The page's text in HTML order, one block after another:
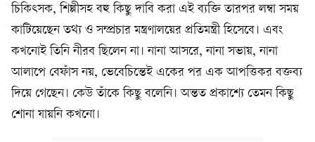
চিকিৎসক, শিল্পীসহ বহু কিছু দাবি করা এই ব্যক্তি তারপর লম্বা সময়
কাটিয়েছেন তথ্য ও সম্প্রচার মন্ত্রণালয়ের প্রতিমন্ত্রী হিসেবে। এবং
কখনোই তিনি নীরব ছিলেন না। নানা আসরে, নানা সভায়, নানা
আলাপে বেফাঁস নয়, ভেবেচিন্তেই একের পর এক আপত্তিকর বক্তব্য
দিয়ে গেছেন। কেউ তাঁকে কিছু বলেনি। অন্তত প্রকাশ্যে তেমন কিছু
শোনা যায়নি কখনো।